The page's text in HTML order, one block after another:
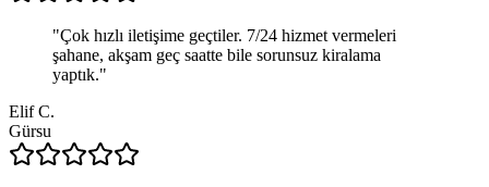
"Çok hızlı iletişime geçtiler. 7/24 hizmet vermeleri
şahane, akşam geç saatte bile sorunsuz kiralama
yaptık."
Elif C.
Gürsu